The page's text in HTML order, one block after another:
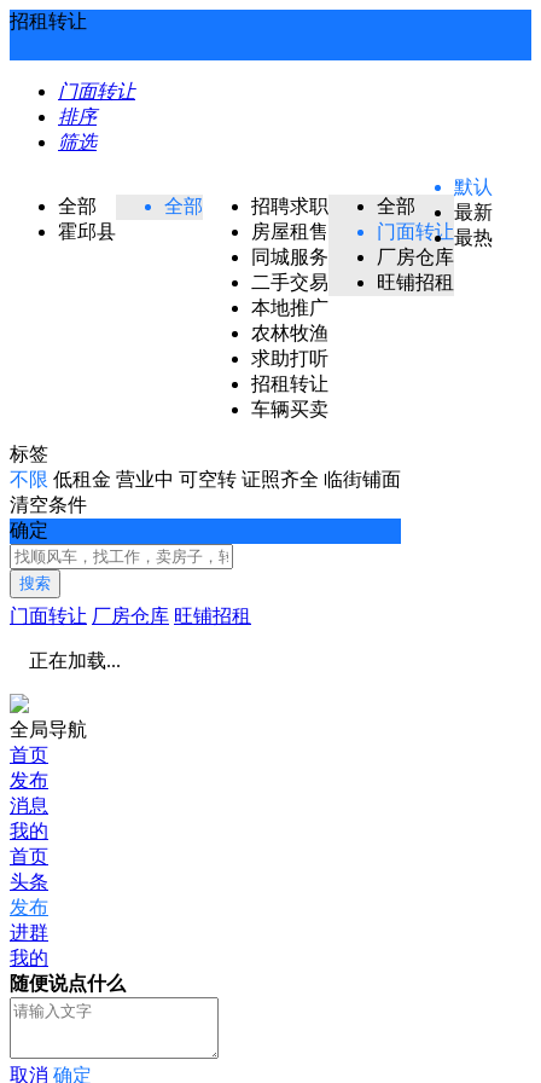
招租转让
门面转让
排序
筛选
全部
霍邱县
全部
招聘求职
房屋租售
同城服务
二手交易
本地推广
农林牧渔
求助打听
招租转让
车辆买卖
全部
门面转让
厂房仓库
旺铺招租
默认
最新
最热
标签
不限 低租金 营业中 可空转 证照齐全 临街铺面
清空条件
确定
搜索
门面转让 厂房仓库 旺铺招租
正在加载...
全局导航
首页
发布
消息
我的
首页
头条
发布
进群
我的
随便说点什么
取消 确定